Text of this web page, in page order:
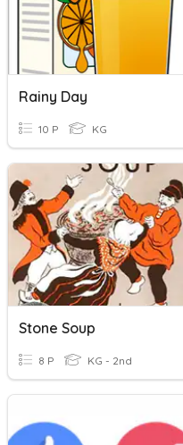
Rainy Day
10 P KG
Stone Soup
8 P KG - 2nd